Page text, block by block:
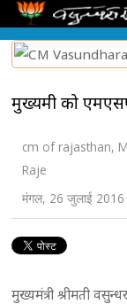
मुख्यमंत्री को
cm of rajasthan,
Raje
मंगल, 26 जुलाई 2016
मुख्यमंत्री श्रीमती